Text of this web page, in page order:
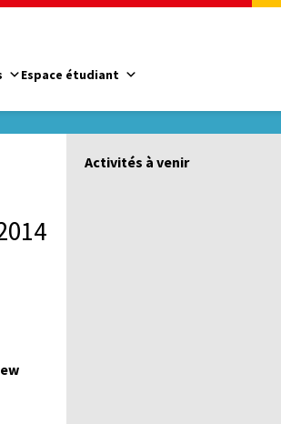
Espace étudiant
Activités à venir